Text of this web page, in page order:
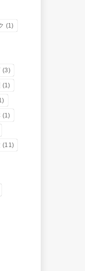
(1)
(3)
(1)
(1)
(11)